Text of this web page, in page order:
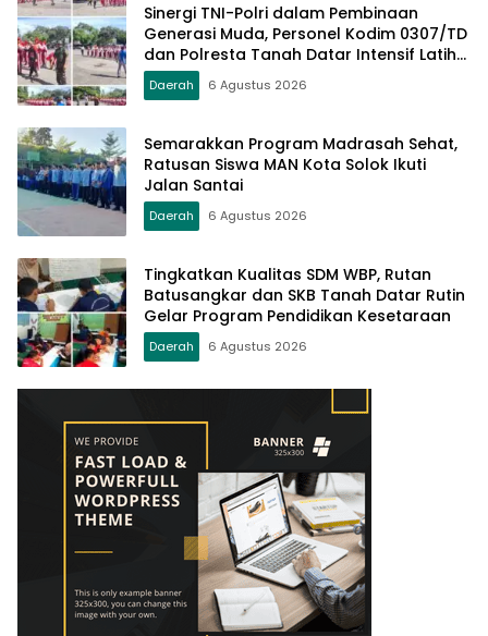
Sinergi TNI-Polri dalam Pembinaan
Generasi Muda, Personel Kodim 0307/TD
dan Polresta Tanah Datar Intensif Latih
Pasukan Paskibraka Jelang HUT RI ke-81
Daerah 6 Agustus 2026
Semarakkan Program Madrasah Sehat,
Ratusan Siswa MAN Kota Solok Ikuti
Jalan Santai
Daerah 6 Agustus 2026
Tingkatkan Kualitas SDM WBP, Rutan
Batusangkar dan SKB Tanah Datar Rutin
Gelar Program Pendidikan Kesetaraan
Daerah 6 Agustus 2026